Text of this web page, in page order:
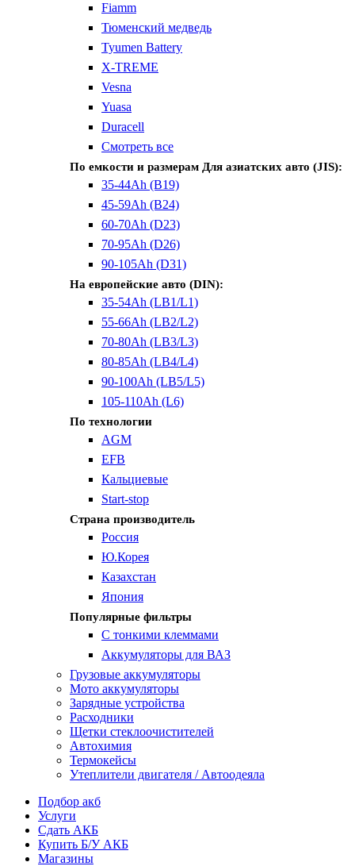
Fiamm
Тюменский медведь
Tyumen Battery
X-TREME
Vesna
Yuasa
Duracell
Смотреть все
По емкости и размерам Для азиатских авто (JIS):
35-44Ah (B19)
45-59Ah (B24)
60-70Ah (D23)
70-95Ah (D26)
90-105Ah (D31)
На европейские авто (DIN):
35-54Ah (LB1/L1)
55-66Ah (LB2/L2)
70-80Ah (LB3/L3)
80-85Ah (LB4/L4)
90-100Ah (LB5/L5)
105-110Ah (L6)
По технологии
AGM
EFB
Кальциевые
Start-stop
Страна производитель
Россия
Ю.Корея
Казахстан
Япония
Популярные фильтры
С тонкими клеммами
Аккумуляторы для ВАЗ
Грузовые аккумуляторы
Мото аккумуляторы
Зарядные устройства
Расходники
Щетки стеклоочистителей
Автохимия
Термокейсы
Утеплители двигателя / Автоодеяла
Подбор акб
Услуги
Сдать АКБ
Купить Б/У АКБ
Магазины